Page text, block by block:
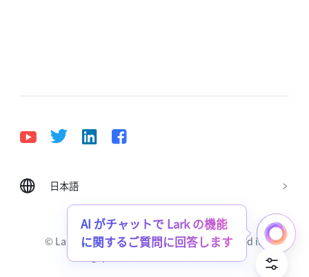
日本語
Bahasa Indonesia Deutsch English
Español
Italiano
Português (Brasil)
Tiếng Việt
ไทย 한국어 日本語
中文
Русский язык
© Lark Technologies Pte. Ltd. Headquartered in
AI がチャットで Lark の機能
に関するご質問に回答します